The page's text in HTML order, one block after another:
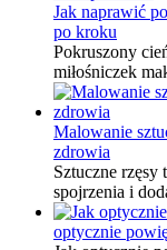
Jak naprawić
po kroku
Pokruszony
miłośniczek
Malowanie
zdrowia
Sztuczne rzęsy
spojrzenia i
optycznie